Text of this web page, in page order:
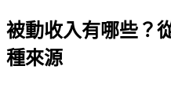
被動收入有哪些？
種來源